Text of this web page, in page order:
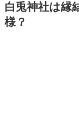
白兎神社は縁
様？